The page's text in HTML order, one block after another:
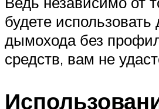
будете использовать
дымохода без
средств, вам не